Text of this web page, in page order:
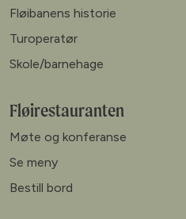
Fløibanens historie
Turoperatør
Skole/barnehage
Fløirestauranten
Møte og konferanse
Se meny
Bestill bord